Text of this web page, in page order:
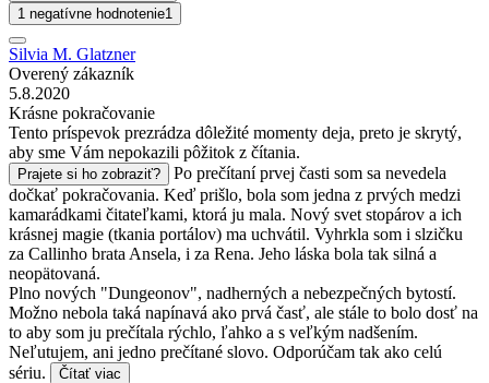
1 negatívne hodnotenie1
Silvia M. Glatzner
Overený zákazník
5.8.2020
Krásne pokračovanie
Tento príspevok prezrádza dôležité momenty deja, preto je skrytý,
aby sme Vám nepokazili pôžitok z čítania.
Prajete si ho zobraziť?
Po prečítaní prvej časti som sa nevedela
dočkať pokračovania. Keď prišlo, bola som jedna z prvých medzi
kamarádkami čitateľkami, ktorá ju mala. Nový svet stopárov a ich
krásnej magie (tkania portálov) ma uchvátil. Vyhrkla som i slzičku
za Callinho brata Ansela, i za Rena. Jeho láska bola tak silná a
neopätovaná.
Plno nových "Dungeonov", nadherných a nebezpečných bytostí.
Možno nebola taká napínavá ako prvá časť, ale stále to bolo dosť na
to aby som ju prečítala rýchlo, ľahko a s veľkým nadšením.
Neľutujem, ani jedno prečítané slovo. Odporúčam tak ako celú
sériu.
Čítať viac